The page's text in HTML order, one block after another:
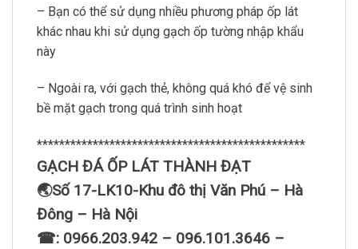
– Bạn có thể sử dụng nhiều phương pháp ốp lát
khác nhau khi sử dụng gạch ốp tường nhập khẩu
này
– Ngoài ra, với gạch thẻ, không quá khó để vệ sinh
bề mặt gạch trong quá trình sinh hoạt
************************************************
GẠCH ĐÁ ỐP LÁT THÀNH ĐẠT
🌏Số 17-LK10-Khu đô thị Văn Phú – Hà
Đông – Hà Nội
☎: 0966.203.942 – 096.101.3646 –